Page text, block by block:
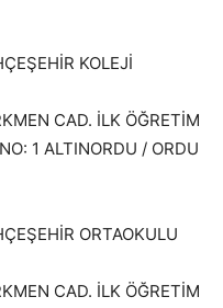
KOLEJİ
CAD. İLK ÖĞRETİM
1 ALTINORDU / ORDU
ORTAOKULU
CAD. İLK ÖĞRETİM